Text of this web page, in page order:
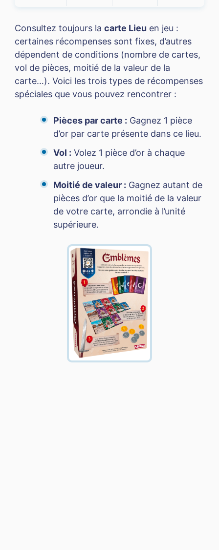
Consultez toujours la carte Lieu en jeu :
certaines récompenses sont fixes, d’autres
dépendent de conditions (nombre de cartes,
vol de pièces, moitié de la valeur de la
carte…). Voici les trois types de récompenses
spéciales que vous pouvez rencontrer :
Pièces par carte : Gagnez 1 pièce
d’or par carte présente dans ce lieu.
Vol : Volez 1 pièce d’or à chaque
autre joueur.
Moitié de valeur : Gagnez autant de
pièces d’or que la moitié de la valeur
de votre carte, arrondie à l’unité
supérieure.